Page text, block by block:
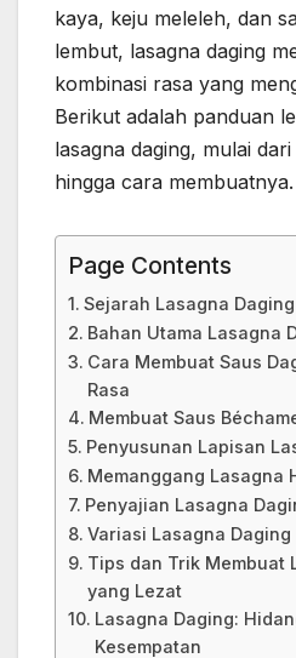
kaya, keju meleleh, dan
lembut, lasagna daging
kombinasi rasa yang
Berikut adalah panduan
lasagna daging, mulai
hingga cara membuatnya.
Page Contents
Sejarah Lasagna Daging
Bahan Utama Lasagna
Cara Membuat Saus
Rasa
Membuat Saus
Penyusunan Lapisan
Memanggang Lasagna
Penyajian Lasagna
Variasi Lasagna Daging
Tips dan Trik Membuat
yang Lezat
Lasagna Daging:
Kesempatan